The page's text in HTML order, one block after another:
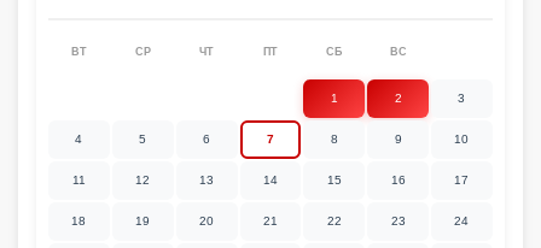
ВТ СР ЧТ ПТ СБ ВС
1 2 3
4 5 6 7 8 9 10
11 12 13 14 15 16 17
18 19 20 21 22 23 24